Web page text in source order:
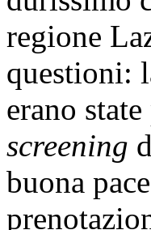
regione
questioni:
erano
screening
buona